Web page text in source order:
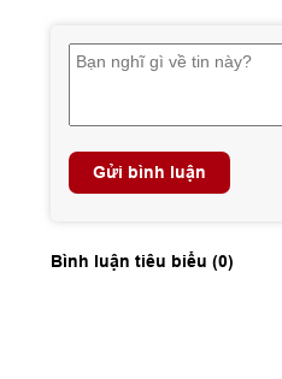
Gửi bình luận
Bình luận tiêu biểu (0)